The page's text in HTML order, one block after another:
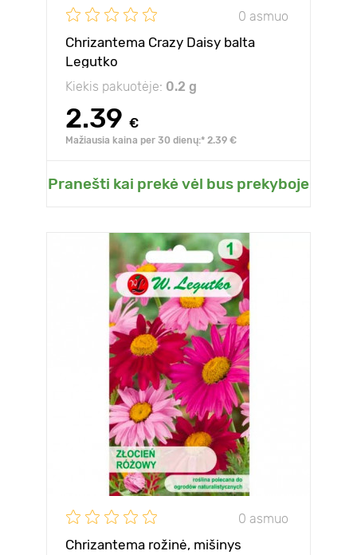
0 asmuo
Chrizantema Crazy Daisy balta
Legutko
Kiekis pakuotėje: 0.2 g
2.39 €
Mažiausia kaina per 30 dienų:* 2.39 €
Pranešti kai prekė vėl bus prekyboje
0 asmuo
Chrizantema rožinė, mišinys